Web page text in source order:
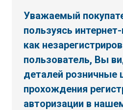
Уважаемый
пользуясь
как
пользователь, Вы
деталей розничные
прохождения
авторизации в